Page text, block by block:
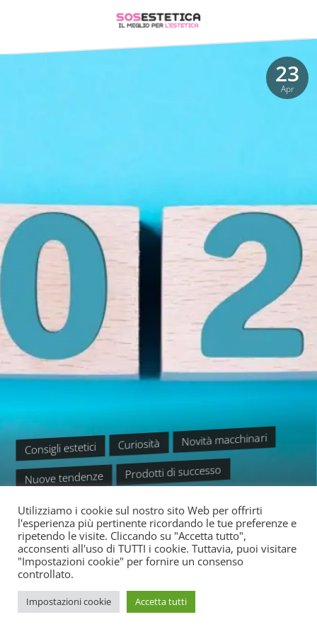
23
Apr
Consigli estetici Curiosità Novità macchinari
Nuove tendenze Prodotti di successo
Uncategorized
DISPOSITIVI ESTETICI NEL
2024
Utilizziamo i cookie sul nostro sito Web per offrirti
l'esperienza più pertinente ricordando le tue preferenze e
ripetendo le visite. Cliccando su "Accetta tutto",
acconsenti all'uso di TUTTI i cookie. Tuttavia, puoi visitare
"Impostazioni cookie" per fornire un consenso
controllato.
Impostazioni cookie Accetta tutti